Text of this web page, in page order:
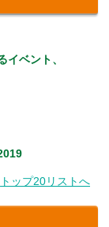
ベント、
トップ20リストへ